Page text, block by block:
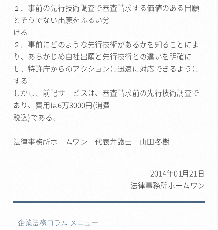
１．事前の先行技術調査で審査請求する価値のある出願
とそうでない出願をふるい分
ける
２．事前にどのような先行技術があるかを知ることによ
り、あらかじめ自社出願と先行技術との違いを明確に
し、特許庁からのアクションに迅速に対応できるように
する
しかし、前記サービスは、審査請求前の先行技術調査で
あり、費用は6万3000円(消費
税込)である。
法律事務所ホームワン 代表弁護士 山田冬樹
2014年01月21日
法律事務所ホームワン
企業法務コラム メニュー